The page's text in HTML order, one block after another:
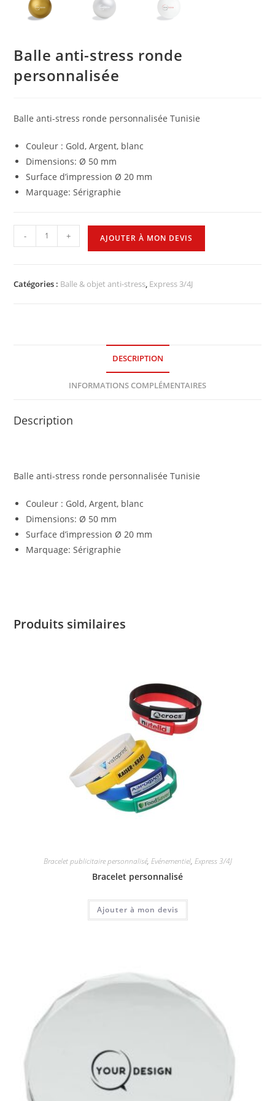
Balle anti-stress ronde
personnalisée
Balle anti-stress ronde personnalisée Tunisie
Couleur : Gold, Argent, blanc
Dimensions: Ø 50 mm
Surface d’impression Ø 20 mm
Marquage: Sérigraphie
- + AJOUTER À MON DEVIS
Catégories : Balle & objet anti-stress, Express 3/4J
DESCRIPTION
INFORMATIONS COMPLÉMENTAIRES
Description
Balle anti-stress ronde personnalisée Tunisie
Couleur : Gold, Argent, blanc
Dimensions: Ø 50 mm
Surface d’impression Ø 20 mm
Marquage: Sérigraphie
Produits similaires
Bracelet publicitaire personnalisé, Evénementiel, Express 3/4J
Bracelet personnalisé
Ajouter à mon devis